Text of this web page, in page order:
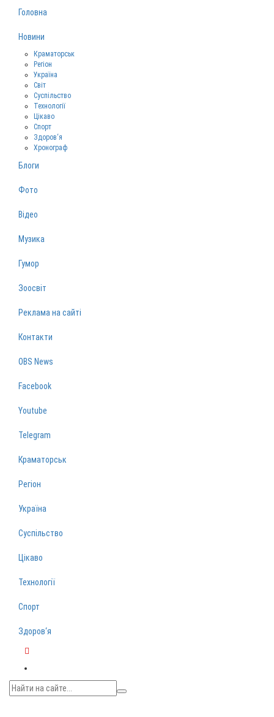
Головна
Новини
Краматорськ
Регіон
Україна
Світ
Суспільство
Технології
Цікаво
Спорт
Здоров‘я
Хронограф
Блоги
Фото
Відео
Музика
Гумор
Зоосвіт
Реклама на сайті
Контакти
OBS News
Facebook
Youtube
Telegram
Краматорськ
Регіон
Україна
Суспільство
Цікаво
Технології
Спорт
Здоров‘я